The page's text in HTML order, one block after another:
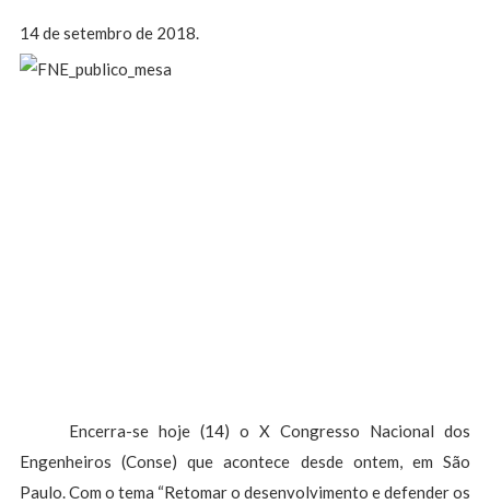
14 de setembro de 2018.
Encerra-se hoje (14) o X Congresso Nacional dos
Engenheiros (Conse) que acontece desde ontem, em São
Paulo. Com o tema “Retomar o desenvolvimento e defender os